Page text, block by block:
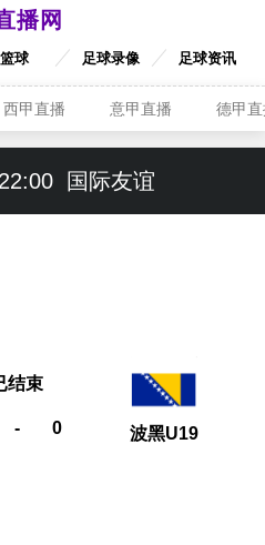
播网
篮球 足球录像 足球资讯
西甲直播 意甲直播 德甲
国际友谊
- 0
结束
波黑U19